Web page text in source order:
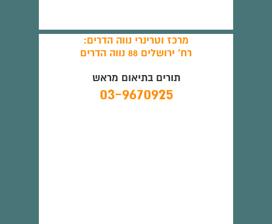
מרכז וטרינרי נווה הדרים:
רח' ירושלים 88 נווה הדרים
תורים בתיאום מראש
03-9670925